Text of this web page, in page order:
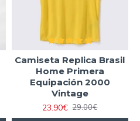
Camiseta Replica Brasil
Home Primera
Equipación 2000
Vintage
23.90€ 29.00€